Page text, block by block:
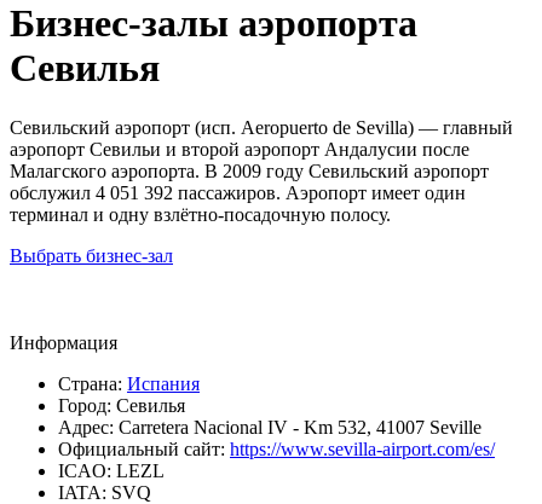
Бизнес-залы аэропорта
Севилья
Севильский аэропорт (исп. Aeropuerto de Sevilla) — главный
аэропорт Севильи и второй аэропорт Андалусии после
Малагского аэропорта. В 2009 году Севильский аэропорт
обслужил 4 051 392 пассажиров. Аэропорт имеет один
терминал и одну взлётно-посадочную полосу.
Выбрать бизнес-зал
Информация
Страна: Испания
Город: Севилья
Адрес: Carretera Nacional IV - Km 532, 41007 Seville
Официальный сайт: https://www.sevilla-airport.com/es/
ICAO: LEZL
IATA: SVQ